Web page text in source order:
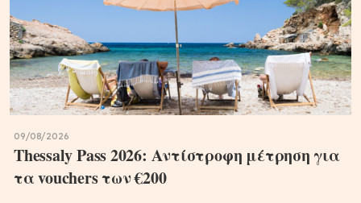
09/08/2026
Thessaly Pass 2026: Αντίστροφη μέτρηση για
τα vouchers των €200